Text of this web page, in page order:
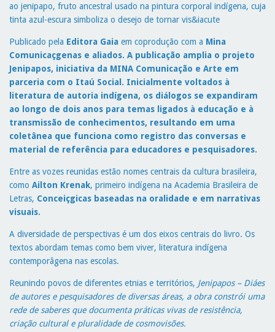
ao jenipapo, fruto ancestral usado na pintura corporal indígena, cuja
tinta azul-escura simboliza o desejo de tornar vis&iacute
Publicado pela Editora Gaia em coprodução com a Mina
Comunicaçgenas e aliados. A publicação amplia o projeto
Jenipapos, iniciativa da MINA Comunicação e Arte em
parceria com o Itaú Social. Inicialmente voltados à
literatura de autoria indígena, os diálogos se expandiram
ao longo de dois anos para temas ligados à educação e à
transmissão de conhecimentos, resultando em uma
coletânea que funciona como registro das conversas e
material de referência para educadores e pesquisadores.
Entre as vozes reunidas estão nomes centrais da cultura brasileira,
como Ailton Krenak, primeiro indígena na Academia Brasileira de
Letras, Conceiçgicas baseadas na oralidade e em narrativas
visuais.
A diversidade de perspectivas é um dos eixos centrais do livro. Os
textos abordam temas como bem viver, literatura indígena
contemporâgena nas escolas.
Reunindo povos de diferentes etnias e territórios, Jenipapos – Diáes
de autores e pesquisadores de diversas áreas, a obra constrói uma
rede de saberes que documenta práticas vivas de resistência,
criação cultural e pluralidade de cosmovisões.